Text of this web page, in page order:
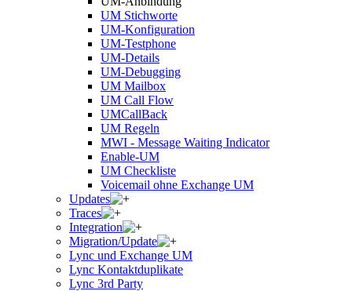
UM Stichworte
UM-Konfiguration
UM-Testphone
UM-Details
UM-Debugging
UM Mailbox
UM Call Flow
UMCallBack
UM Regeln
MWI - Message Waiting Indicator
Enable-UM
UM Checkliste
Voicemail ohne Exchange UM
Updates
Traces
Integration
Migration/Update
Lync und Exchange UM
Lync Kontaktduplikate
Lync 3rd Party